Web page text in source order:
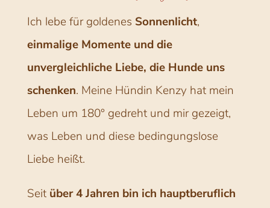
Ich lebe für goldenes Sonnenlicht,
einmalige Momente und die
unvergleichliche Liebe, die Hunde uns
schenken. Meine Hündin Kenzy hat mein
Leben um 180° gedreht und mir gezeigt,
was Leben und diese bedingungslose
Liebe heißt.
Seit über 4 Jahren bin ich hauptberuflich